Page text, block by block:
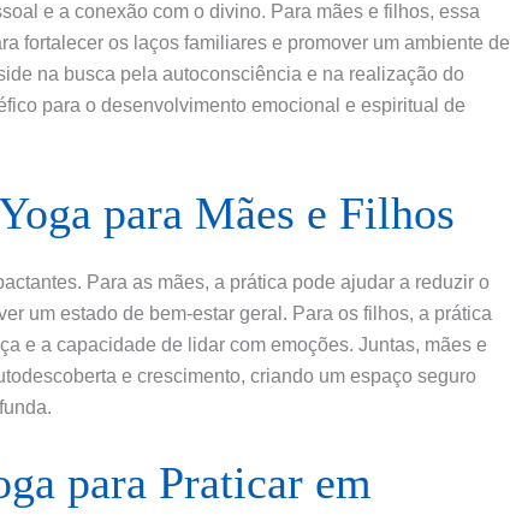
e a conexão com o divino. Para mães e filhos, essa
fortalecer os laços familiares e promover um ambiente de
na busca pela autoconsciência e na realização do
para o desenvolvimento emocional e espiritual de
para Mães e Filhos
Para as mães, a prática pode ajudar a reduzir o
um estado de bem-estar geral. Para os filhos, a prática
e a capacidade de lidar com emoções. Juntas, mães e
e crescimento, criando um espaço seguro
para Praticar em